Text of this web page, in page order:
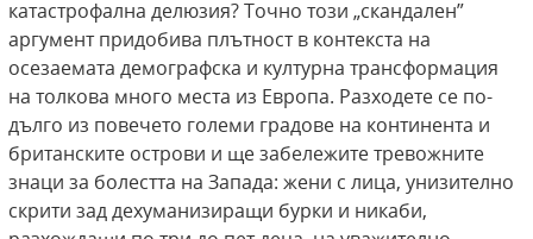
катастрофална делюзия? Точно този „скандален”
аргумент придобива плътност в контекста на
осезаемата демографска и културна трансформация
на толкова много места из Европа. Разходете се по-
дълго из повечето големи градове на континента и
британските острови и ще забележите тревожните
знаци за болестта на Запада: жени с лица, унизително
скрити зад дехуманизиращи бурки и никаби,